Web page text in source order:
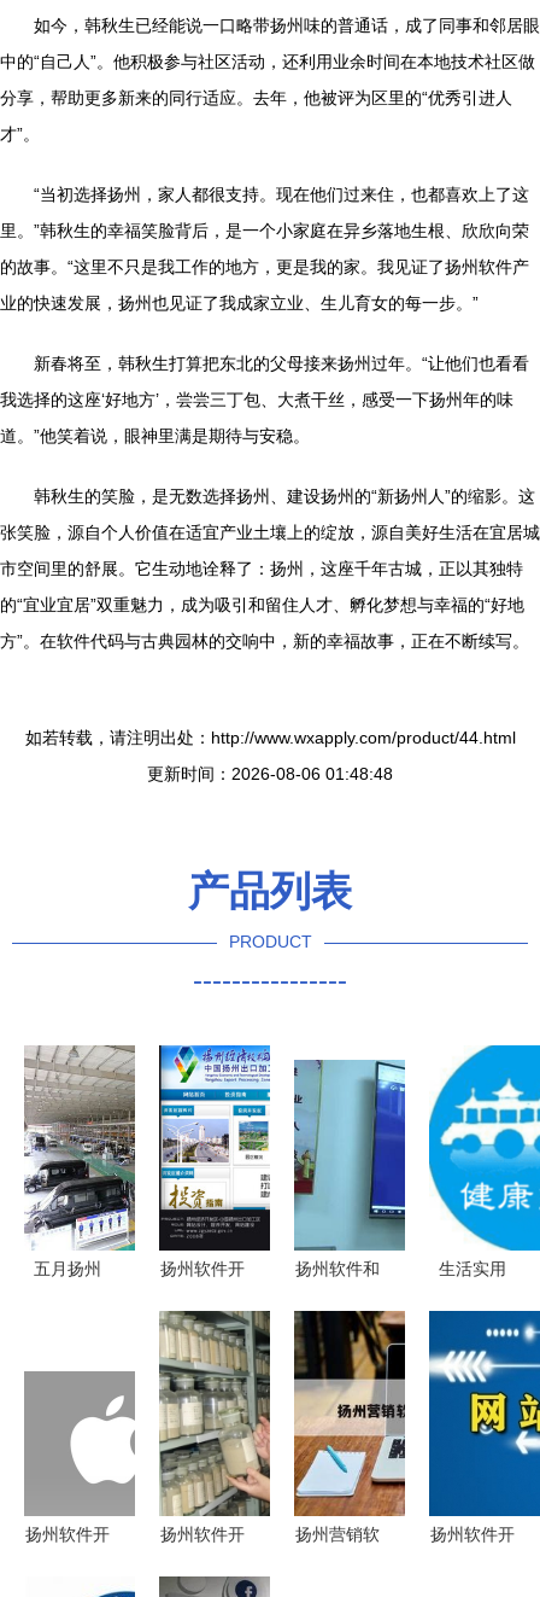
如今，韩秋生已经能说一口略带扬州味的普通话，成了同事和邻居眼
中的“自己人”。他积极参与社区活动，还利用业余时间在本地技术社区做
分享，帮助更多新来的同行适应。去年，他被评为区里的“优秀引进人
才”。
“当初选择扬州，家人都很支持。现在他们过来住，也都喜欢上了这
里。”韩秋生的幸福笑脸背后，是一个小家庭在异乡落地生根、欣欣向荣
的故事。“这里不只是我工作的地方，更是我的家。我见证了扬州软件产
业的快速发展，扬州也见证了我成家立业、生儿育女的每一步。”
新春将至，韩秋生打算把东北的父母接来扬州过年。“让他们也看看
我选择的这座‘好地方’，尝尝三丁包、大煮干丝，感受一下扬州年的味
道。”他笑着说，眼神里满是期待与安稳。
韩秋生的笑脸，是无数选择扬州、建设扬州的“新扬州人”的缩影。这
张笑脸，源自个人价值在适宜产业土壤上的绽放，源自美好生活在宜居城
市空间里的舒展。它生动地诠释了：扬州，这座千年古城，正以其独特
的“宜业宜居”双重魅力，成为吸引和留住人才、孵化梦想与幸福的“好地
方”。在软件代码与古典园林的交响中，新的幸福故事，正在不断续写。
如若转载，请注明出处：http://www.wxapply.com/product/44.html
更新时间：2026-08-06 01:48:48
产品列表
PRODUCT
----------------
五月扬州
星工厂，欧
睿房车特惠
团购会暨智
慧之旅
扬州软件开
帆科技浪
潮，赋能数
字化转型
扬州软件和
以重点项目
为引擎，加
快“软件名
城”建设，
蓄力网络技
术服务新生
生活实用
技让日常生
活更便捷
扬州软件开
扬州软件开
扬州营销软
扬州软件开